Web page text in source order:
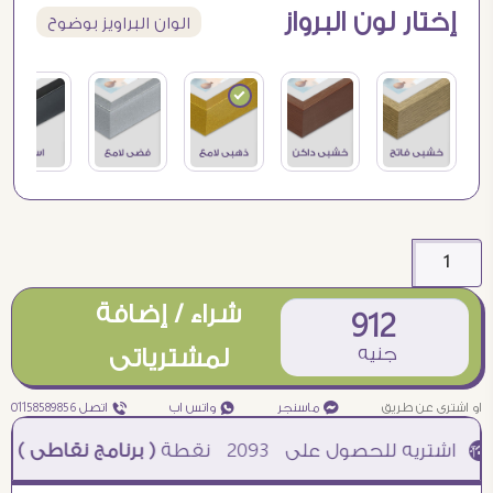
إختار لون البرواز الوان البراويز بوضوح
912
جنيه
شراء / إضافة
لمشترياتى
او اشترى عن طريق ¥ ماسنجر ₧ واتس اب ƒ اتصل 01158589856
2093 نقطة( برنامج نقاطى )à خصم 5% للعملاء الجدد à شحن مجانى عند الشراء ب 4000 جنيه à